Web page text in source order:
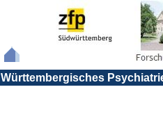
Württembergisches